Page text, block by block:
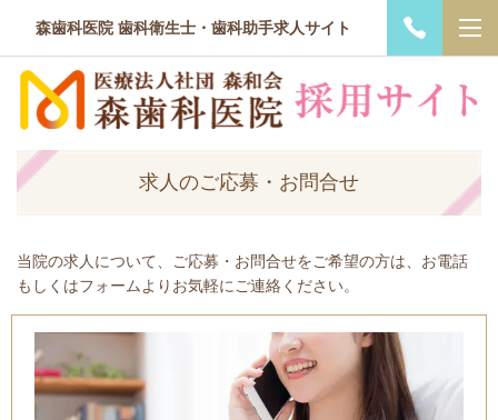
森歯科医院 歯科衛生士・歯科助手求人サイト
求人のご応募・お問合せ
当院の求人について、ご応募・お問合せをご希望の方は、お電話
もしくはフォームよりお気軽にご連絡ください。